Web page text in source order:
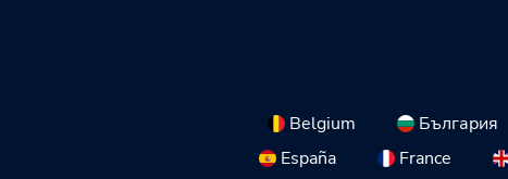
Belgium България
España
France